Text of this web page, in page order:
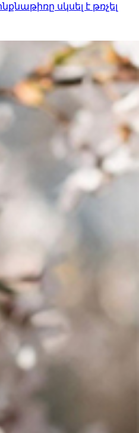
սկսել է թռչել